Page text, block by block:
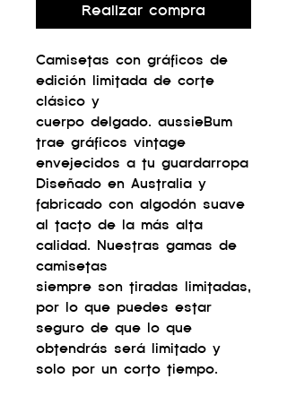
Realizar compra
Camisetas con gráficos de
edición limitada de corte
clásico y
cuerpo delgado. aussieBum
trae gráficos vintage
envejecidos a tu guardarropa
Diseñado en Australia y
fabricado con algodón suave
al tacto de la más alta
calidad. Nuestras gamas de
camisetas
siempre son tiradas limitadas,
por lo que puedes estar
seguro de que lo que
obtendrás será limitado y
solo por un corto tiempo.